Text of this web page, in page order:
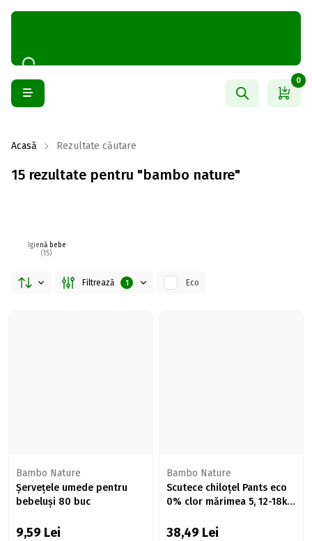
0
Acasă Rezultate căutare
15 rezultate pentru "bambo nature"
Igienă bebe
(15)
Filtrează 1 Eco
Bambo Nature
Șervețele umede pentru
bebeluși 80 buc
9,59 Lei
Bambo Nature
Scutece chiloțel Pants eco
0% clor mărimea 5, 12-18kg,
38,49 Lei